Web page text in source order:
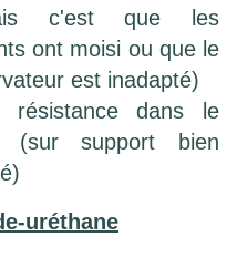
c'est que les
ont moisi ou que le
est inadapté)
résistance dans le
(sur support bien
uréthane